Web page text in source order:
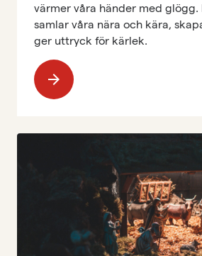
värmer våra händer med glögg.
samlar våra nära och kära,
ger uttryck för kärlek.
arrow_forward